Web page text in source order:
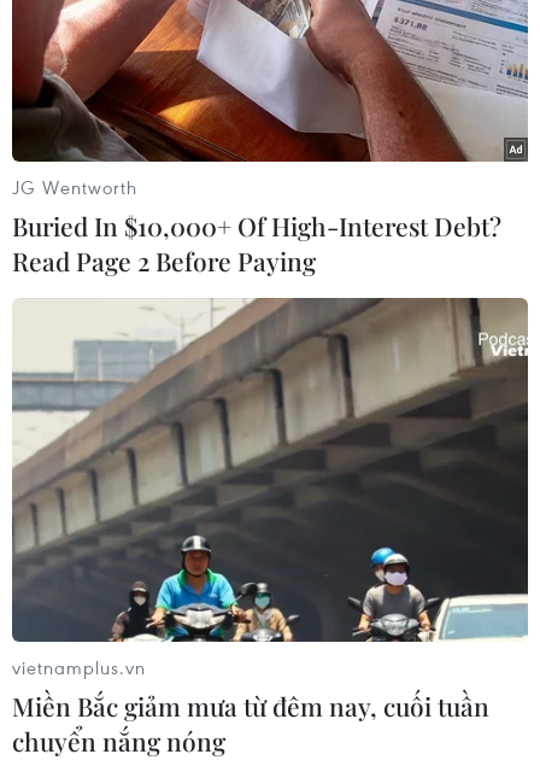
Hơn 20 trường học ở Ấn Độ nhận được thư
đe dọa đánh bom
18/07/2025 06:28
Hơn 20 trường học đã nhận được đe dọa buộc các
trường này phải sơ tán khẩn cấp và tiến hành kiểm tra
toàn diện để bảo đảm không có thiết bị nổ hay vật liệu
nguy hiểm nào đặt trong khuôn viên.
JG Wentworth
Buried In $10,000+ Of High-Interest Debt?
Read Page 2 Before Paying
vietnamplus.vn
Miền Bắc giảm mưa từ đêm nay, cuối tuần
chuyển nắng nóng